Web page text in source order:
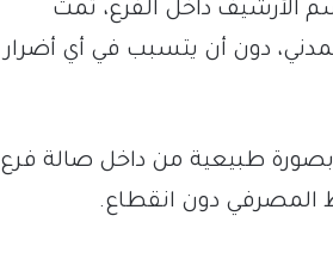
الأرشيف داخل الفرع، تمت
دون أن يتسبب في أي أضرار
طبيعية من داخل صالة فرع
المصرفي دون انقطاع.